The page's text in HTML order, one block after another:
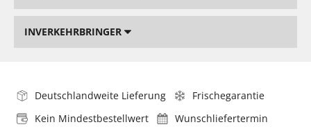
INVERKEHRBRINGER
Deutschlandweite Lieferung
Frischegarantie
Kein Mindestbestellwert
Wunschliefertermin